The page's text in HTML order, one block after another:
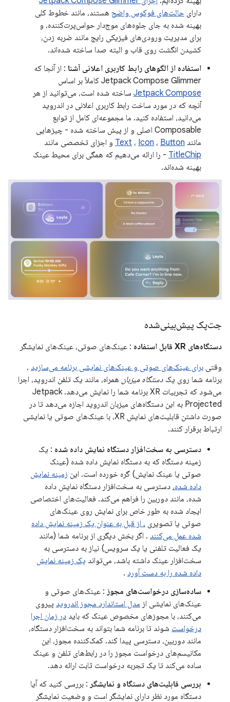
دارای حالت‌های فوکوس واضح هستند، مانند خطوط کلی
بهینه شده به جای جلوه‌های موج‌دار حواس‌پرت‌کننده، و
برای مدیریت ورودی‌های فیزیکی رایج مانند ضربه زدن،
کشیدن انگشت روی قاب و البته صدا ساخته شده‌اند.
استفاده از الگوهای رابط کاربری اعلانی آشنا : از آنجا که
Jetpack Compose Glimmer کاملاً بر اساس
Jetpack Compose ساخته شده است، می‌توانید از هر
آنچه که در مورد ساخت رابط کاربری اعلانی در اندروید
می‌دانید، استفاده کنید. ما مجموعه‌ای کامل از توابع
Composable اصلی و از پیش ساخته شده - چیزهایی
مانند
Text ، Icon ، Button
و اجزای تخصصی مانند
TitleChip - را ارائه می‌دهیم که همگی برای محیط عینک
بهینه شده‌اند.
جت‌پک پیش‌بینی‌شده
دستگاه‌های XR قابل استفاده
: عینک‌های صوتی، عینک‌های نمایشگر
وقتی برای عینک‌های صوتی و عینک‌های نمایشی برنامه می‌سازید ،
برنامه شما روی یک دستگاه میزبان همراه، مانند یک تلفن اندروید، اجرا
می‌شود که تجربیات XR برنامه شما را نمایش می‌دهد. Jetpack
Projected به این دستگاه‌های میزبان اندروید اجازه می‌دهد تا در
صورت داشتن قابلیت‌های نمایش XR، با عینک‌های صوتی یا نمایشی
ارتباط برقرار کنند.
دسترسی به سخت‌افزار دستگاه نمایش داده شده : یک
زمینه دستگاه که به دستگاه نمایش داده شده (عینک
صوتی یا عینک نمایش) گره خورده است. این زمینه نمایش
داده شده، دسترسی به سخت‌افزار دستگاه نمایش داده
شده، مانند دوربین را فراهم می‌کند. فعالیت‌های اختصاصی
ایجاد شده به طور خاص برای نمایش روی عینک‌های
صوتی یا تصویری ، از قبل به عنوان یک زمینه نمایش داده
شده عمل می‌کنند . اگر بخش دیگری از برنامه شما (مانند
یک فعالیت تلفنی یا یک سرویس) نیاز به دسترسی به
سخت‌افزار عینک داشته باشد، می‌تواند یک زمینه نمایش
داده شده را به دست آورد .
ساده‌سازی درخواست‌های مجوز : عینک‌های صوتی و
عینک‌های نمایشی از مدل استاندارد مجوز اندروید پیروی
می‌کنند، با مجوزهای مخصوص عینک که باید در زمان اجرا
درخواست شوند تا برنامه شما بتواند به سخت‌افزار دستگاه،
مانند دوربین، دسترسی پیدا کند. کمک‌کننده مجوز، این
مکانیسم‌های درخواست مجوز را در رابط‌های تلفن و عینک
ساده می‌کند تا یک تجربه درخواست ثابت ارائه دهد.
بررسی قابلیت‌های دستگاه و نمایشگر : بررسی کنید که آیا
دستگاه مورد نظر دارای نمایشگر است و وضعیت نمایشگر